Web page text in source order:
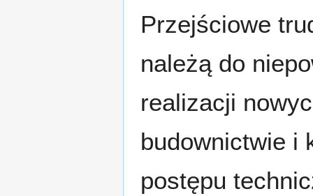
Przejściowe
należą do
realizacji
budownictwie i
postępu